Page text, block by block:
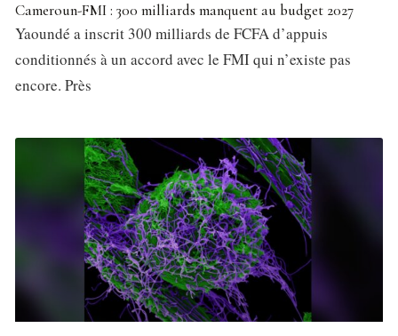
Cameroun-FMI : 300 milliards manquent au budget 2027
Yaoundé a inscrit 300 milliards de FCFA d’appuis
conditionnés à un accord avec le FMI qui n’existe pas
encore. Près